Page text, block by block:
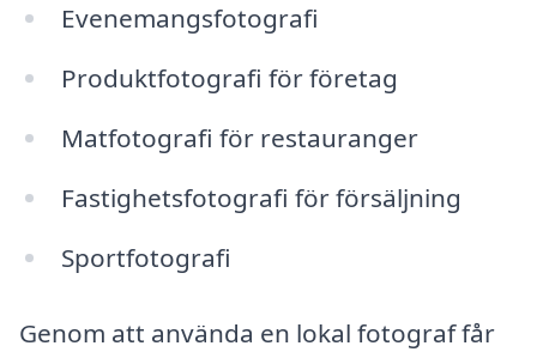
Evenemangsfotografi
Produktfotografi för företag
Matfotografi för restauranger
Fastighetsfotografi för försäljning
Sportfotografi
Genom att använda en lokal fotograf får